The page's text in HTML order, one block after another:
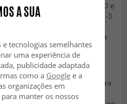
em dias úteis entre 09h00 e
O prazo de entrega é de 2-3
acima de €99 contam com
abaixo de €99, será cobrada
devolvida por não ter sido
reservamo-nos o direito de
fixa de 20 € (IVA incluído) para
e de manuseamento. Isto
A SUA
tecnologias semelhantes
uma experiência de
publicidade adaptada
como a Googlee a
organizações em
manter os nossos